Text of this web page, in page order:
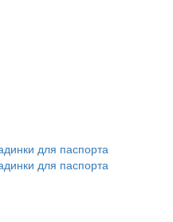
для паспорта
для паспорта